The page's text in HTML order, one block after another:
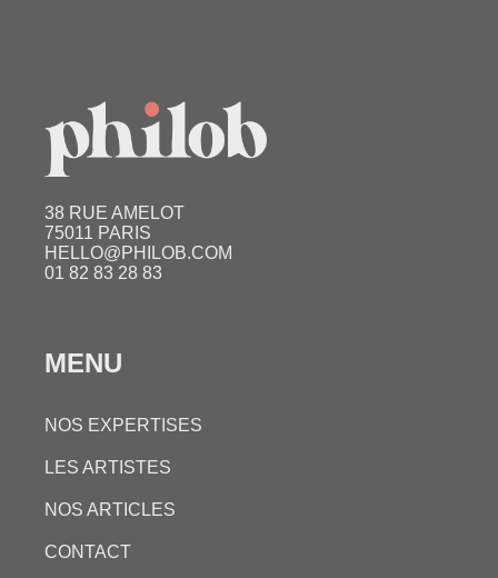
38 RUE AMELOT
75011 PARIS
HELLO@PHILOB.COM
01 82 83 28 83
MENU
NOS EXPERTISES
LES ARTISTES
NOS ARTICLES
CONTACT